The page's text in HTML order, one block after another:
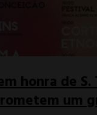
honra de
um